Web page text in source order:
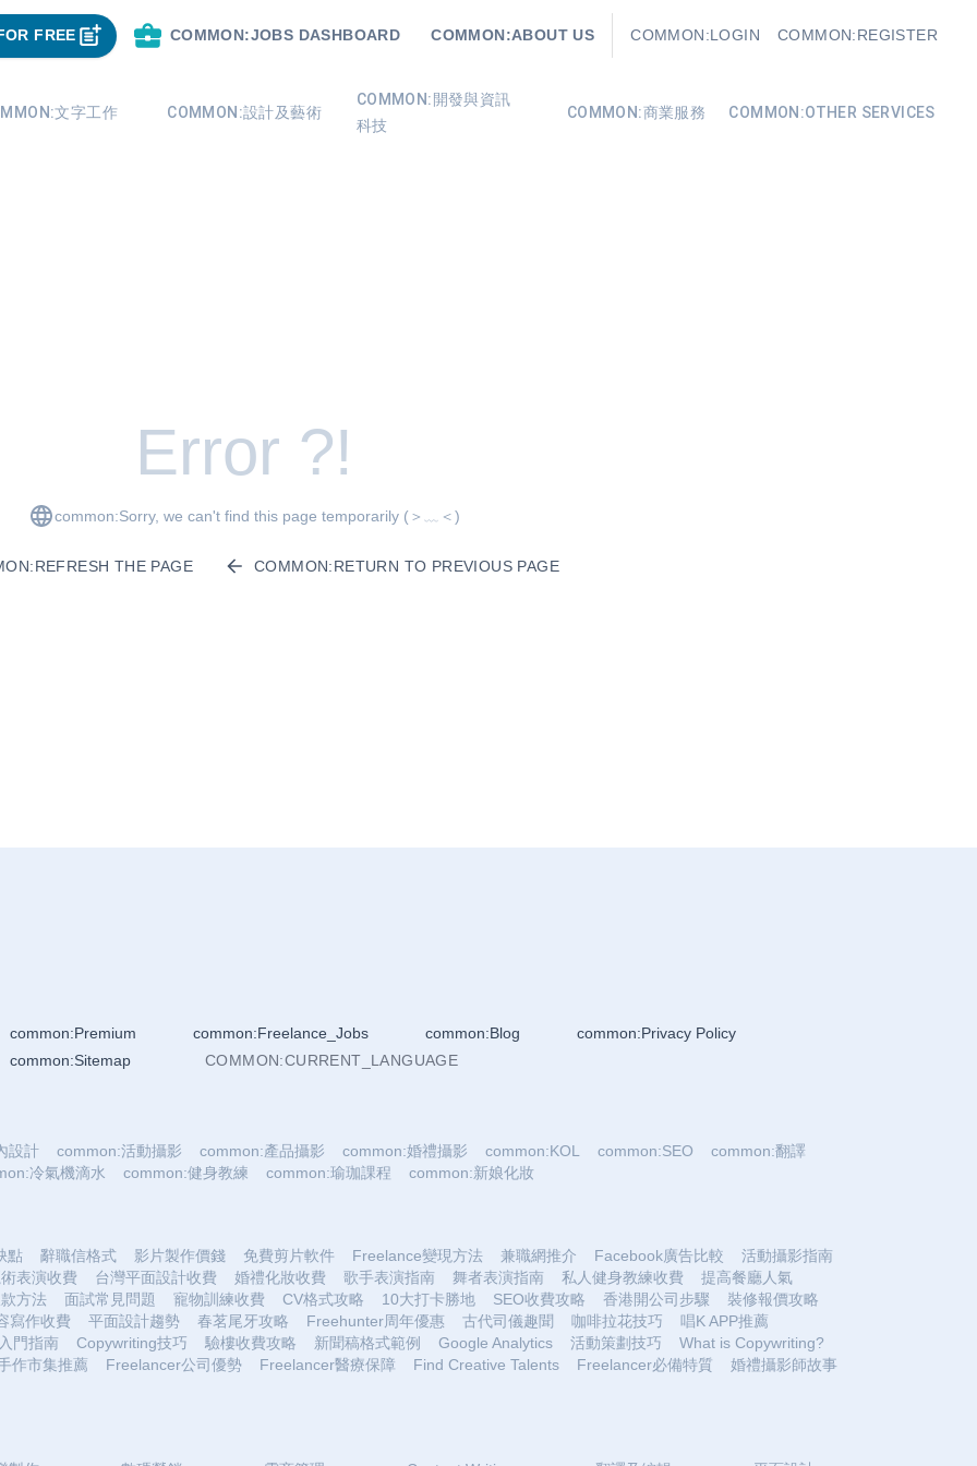
FREE COMMON:JOBS DASHBOARD COMMON:ABOUT US COMMON:LOGIN COMMON:REGISTER
文字工作 COMMON:設計及藝術
COMMON:開發與資訊
科技
COMMON:商業服務 COMMON:OTHER SERVICES
Error ?!
common:Sorry, we can't find this page temporarily (＞﹏＜)
THE PAGE COMMON:RETURN TO PREVIOUS PAGE
common:Premium common:Freelance_Jobs common:Blog
common:Privacy Policy
common:Sitemap
COMMON:CURRENT_LANGUAGE
設計 common:活動攝影 common:產品攝影 common:婚禮攝影 common:KOL common:SEO
common:翻譯
冷氣機滴水
common:健身教練 common:瑜珈課程 common:新娘化妝
點 辭職信格式 影片製作價錢 免費剪片軟件 Freelance變現方法 兼職網推介 Facebook廣告比較
活動攝影指南
表演收費
台灣平面設計收費 婚禮化妝收費 歌手表演指南 舞者表演指南 私人健身教練收費
提高餐廳人氣
方法
面試常見問題 寵物訓練收費 CV格式攻略 10大打卡勝地 SEO收費攻略 香港開公司步驟
裝修報價攻略
寫作收費
平面設計趨勢 春茗尾牙攻略 Freehunter周年優惠 古代司儀趣聞 咖啡拉花技巧
唱K APP推薦
門指南
Copywriting技巧 驗樓收費攻略 新聞稿格式範例 Google Analytics 活動策劃技巧
What is Copywriting?
作市集推薦
Freelancer公司優勢 Freelancer醫療保障 Find Creative Talents Freelancer必備特質 婚禮攝影師故事